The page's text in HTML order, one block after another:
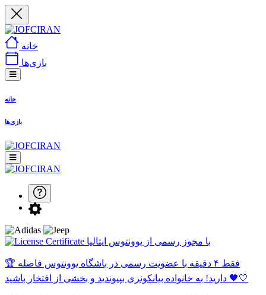
خانه
بازی‌ها
خانه
بازی‌ها
با مجوز رسمی از یوونتوس ایتالیا
🏆 فقط ۴ دقیقه با عضویت رسمی در باشگاه یوونتوس فاصله
دارید! به خانواده بیانکونری بپیوندید و بخشی از افتخار باشید 🖤🤍